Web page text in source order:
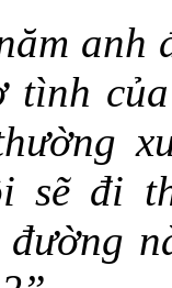
sẽ đi